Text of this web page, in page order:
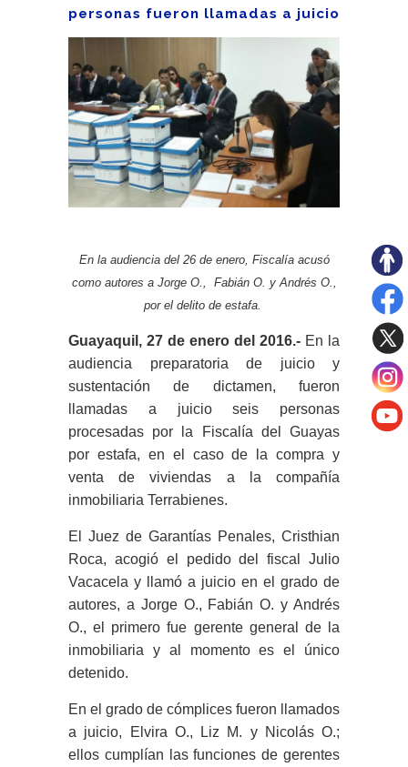
personas fueron llamadas a juicio
En la audiencia del 26 de enero, Fiscalía acusó
como autores a Jorge O., Fabián O. y Andrés O.,
por el delito de estafa.
Guayaquil, 27 de enero del 2016.- En la
audiencia preparatoria de juicio y
sustentación de dictamen, fueron
llamadas a juicio seis personas
procesadas por la Fiscalía del Guayas
por estafa, en el caso de la compra y
venta de viviendas a la compañía
inmobiliaria Terrabienes.
El Juez de Garantías Penales, Cristhian
Roca, acogió el pedido del fiscal Julio
Vacacela y llamó a juicio en el grado de
autores, a Jorge O., Fabián O. y Andrés
O., el primero fue gerente general de la
inmobiliaria y al momento es el único
detenido.
En el grado de cómplices fueron llamados
a juicio, Elvira O., Liz M. y Nicolás O.;
ellos cumplían las funciones de gerentes